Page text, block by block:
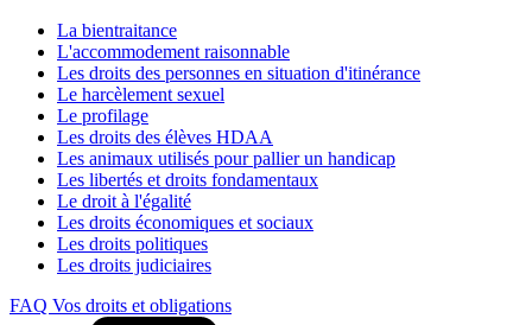
La bientraitance
L'accommodement raisonnable
Les droits des personnes en situation d'itinérance
Le harcèlement sexuel
Le profilage
Les droits des élèves HDAA
Les animaux utilisés pour pallier un handicap
Les libertés et droits fondamentaux
Le droit à l'égalité
Les droits économiques et sociaux
Les droits politiques
Les droits judiciaires
FAQ Vos droits et obligations